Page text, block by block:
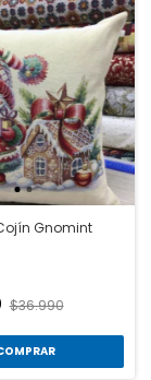
Gnomint
$36.990